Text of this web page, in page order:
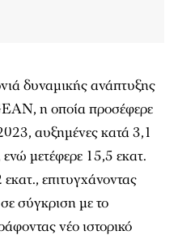
δυναμικής ανάπτυξης
η οποία προσέφερε
αυξημένες κατά 3,1
μετέφερε 15,5 εκατ.
επιτυγχάνοντας
σύγκριση με το
νέο ιστορικό